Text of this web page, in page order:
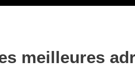
meilleures